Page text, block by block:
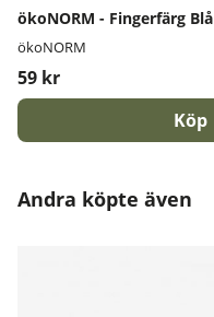
ökoNORM - Fingerfärg Blå
ökoNORM
59 kr
Köp
Andra köpte även